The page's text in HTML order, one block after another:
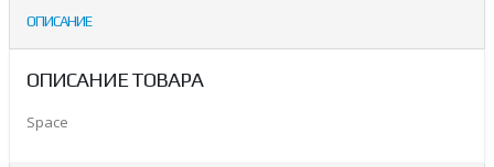
ОПИСАНИЕ
ОПИСАНИЕ ТОВАРА
Space